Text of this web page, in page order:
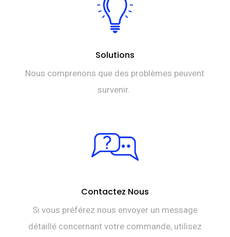
Solutions
Nous comprenons que des problèmes peuvent
survenir.
Contactez Nous
Si vous préférez nous envoyer un message
détaillé concernant votre commande, utilisez